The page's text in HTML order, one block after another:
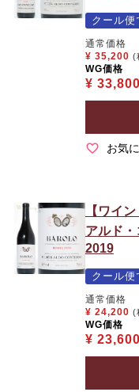
クール便
通常価格
¥ 35,200 (
WG価格
¥ 33,800
お気
【ワイン
アルド
2019
クール便
通常価格
¥ 24,200 (
WG価格
¥ 23,600